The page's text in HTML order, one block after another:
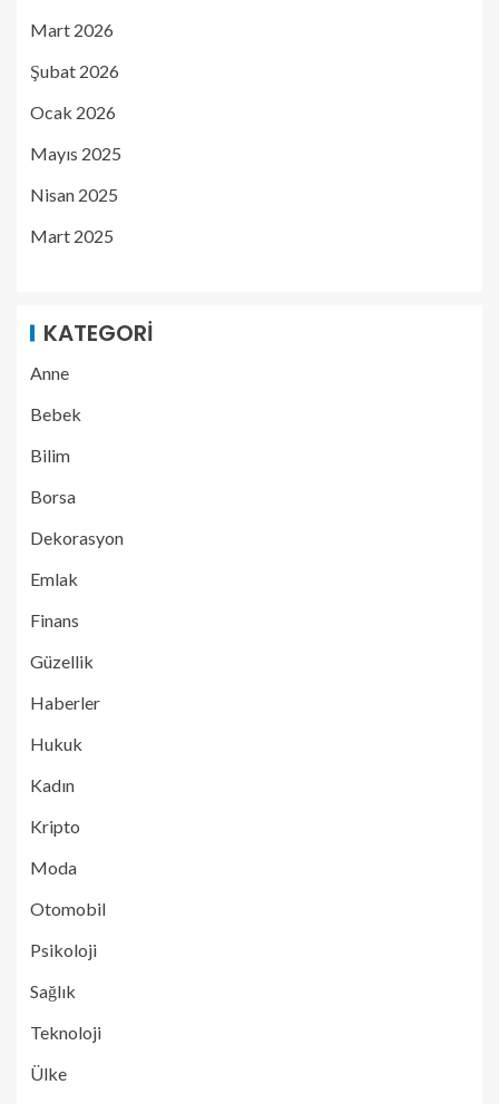
Mart 2026
Şubat 2026
Ocak 2026
Mayıs 2025
Nisan 2025
Mart 2025
KATEGORI
Anne
Bebek
Bilim
Borsa
Dekorasyon
Emlak
Finans
Güzellik
Haberler
Hukuk
Kadın
Kripto
Moda
Otomobil
Psikoloji
Sağlık
Teknoloji
Ülke